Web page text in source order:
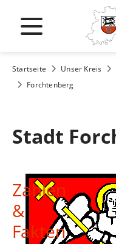
Startseite Unser Kreis
Forchtenberg
Stadt
Zahlen
&
Fakten